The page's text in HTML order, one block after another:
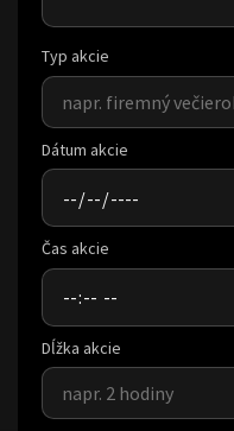
Typ akcie
Dátum akcie
Čas akcie
Dĺžka akcie